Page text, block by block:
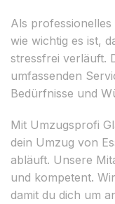
Als
wie wichtig es ist,
stressfrei verläuft.
umfassenden
Bedürfnisse und
Mit Umzugsprofi
dein Umzug von
abläuft. Unsere
und kompetent.
damit du dich um